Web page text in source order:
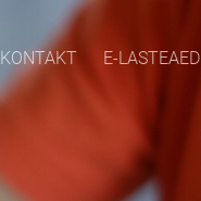
KONTAKT E-LASTEAED